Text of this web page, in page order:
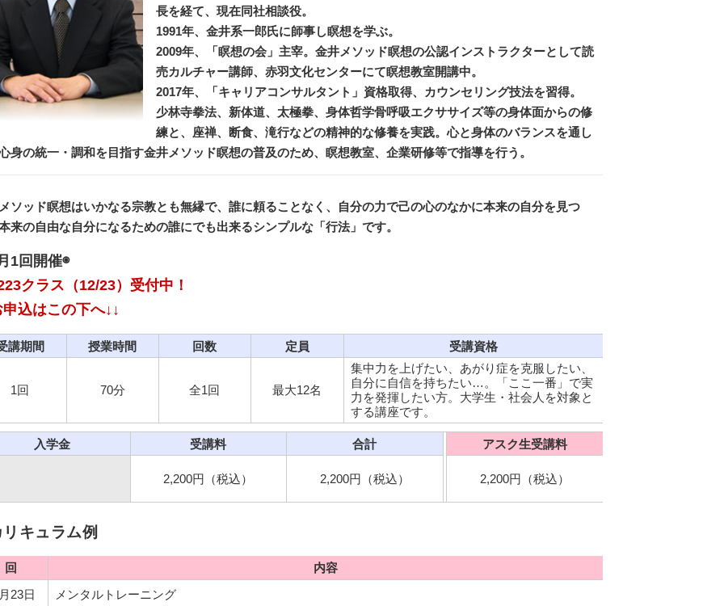
長を経て、現在同社相談役。
1991年、金井系一郎氏に師事し瞑想を学ぶ。
2009年、「瞑想の会」主宰。金井メソッド瞑想の公認インストラクターとして読
売カルチャー講師、赤羽文化センターにて瞑想教室開講中。
2017年、「キャリアコンサルタント」資格取得、カウンセリング技法を習得。
少林寺拳法、新体道、太極拳、身体哲学骨呼吸エクササイズ等の身体面からの修
練と、座禅、断食、滝行などの精神的な修養を実践。心と身体のバランスを通し
身の統一・調和を目指す金井メソッド瞑想の普及のため、瞑想教室、企業研修等で指導を行う。
ソッド瞑想はいかなる宗教とも無縁で、誰に頼ることなく、自分の力で己の心のなかに本来の自分を見つ
来の自由な自分になるための誰にでも出来るシンプルな「行法」です。
1回開催◉
クラス（12/23）受付中！
申込はこの下へ↓↓
講期間 授業時間 回数 定員 受講資格
1回 70分 全1回 最大12名
集中力を上げたい、あがり症を克服したい、
自分に自信を持ちたい…。「ここ一番」で実
力を発揮したい方。大学生・社会人を対象と
する講座です。
入学金 受講料 合計 アスク生受講料
2,200円（税込） 2,200円（税込） 2,200円（税込）
キュラム例
回
内容
23日
メンタルトレーニング